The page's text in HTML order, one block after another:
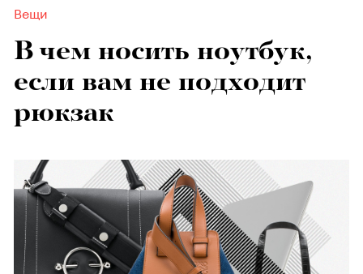
Вещи
В чем носить ноутбук,
если вам не подходит
рюкзак